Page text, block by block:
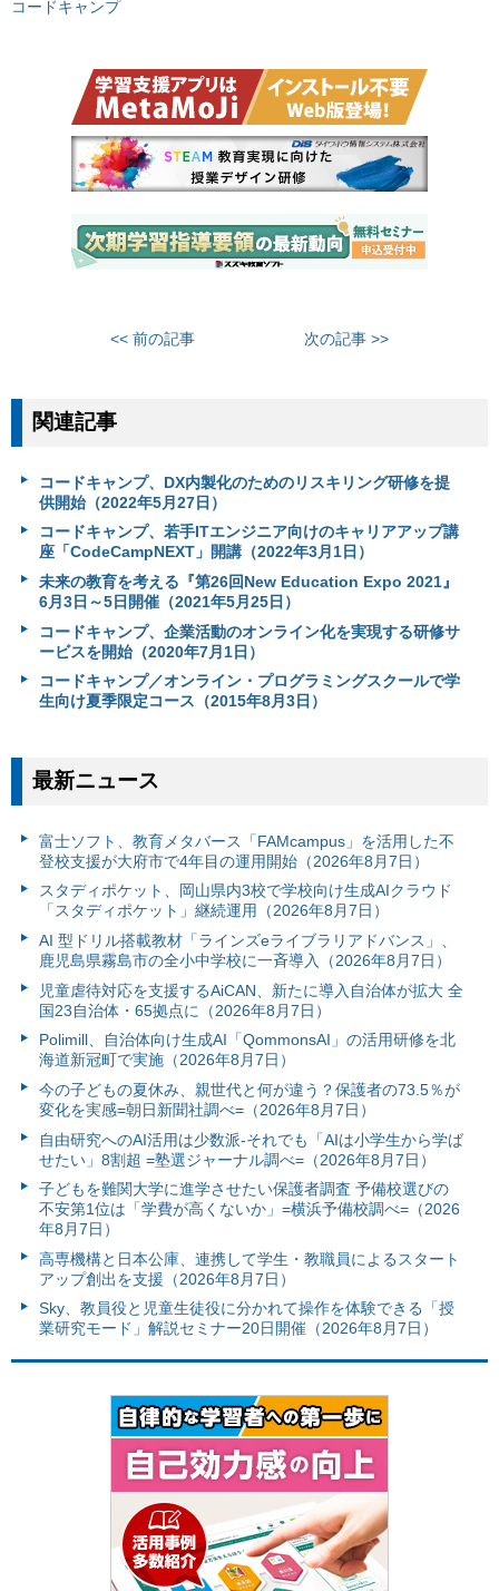
コードキャンプ
<< 前の記事 次の記事 >>
関連記事
コードキャンプ、DX内製化のためのリスキリング研修を提
供開始（2022年5月27日）
コードキャンプ、若手ITエンジニア向けのキャリアアップ講
座「CodeCampNEXT」開講（2022年3月1日）
未来の教育を考える『第26回New Education Expo 2021』
6月3日～5日開催（2021年5月25日）
コードキャンプ、企業活動のオンライン化を実現する研修サ
ービスを開始（2020年7月1日）
コードキャンプ／オンライン・プログラミングスクールで学
生向け夏季限定コース（2015年8月3日）
最新ニュース
富⼠ソフト、教育メタバース「FAMcampus」を活用した不
登校支援が大府市で4年目の運用開始（2026年8月7日）
スタディポケット、岡山県内3校で学校向け生成AIクラウド
「スタディポケット」継続運用（2026年8月7日）
AI 型ドリル搭載教材「ラインズeライブラリアドバンス」、
鹿児島県霧島市の全小中学校に一斉導入（2026年8月7日）
児童虐待対応を支援するAiCAN、新たに導入自治体が拡大 全
国23自治体・65拠点に（2026年8月7日）
Polimill、自治体向け生成AI「QommonsAI」の活用研修を北
海道新冠町で実施（2026年8月7日）
今の子どもの夏休み、親世代と何が違う？保護者の73.5％が
変化を実感=朝日新聞社調べ=（2026年8月7日）
自由研究へのAI活用は少数派-それでも「AIは小学生から学ば
せたい」8割超 =塾選ジャーナル調べ=（2026年8月7日）
子どもを難関大学に進学させたい保護者調査 予備校選びの
不安第1位は「学費が高くないか」=横浜予備校調べ=（2026
年8月7日）
高専機構と日本公庫、連携して学生・教職員によるスタート
アップ創出を支援（2026年8月7日）
Sky、教員役と児童生徒役に分かれて操作を体験できる「授
業研究モード」解説セミナー20日開催（2026年8月7日）